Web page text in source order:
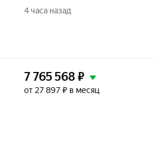
4 часа назад
7 765 568₽
от 27 897 ₽ в месяц